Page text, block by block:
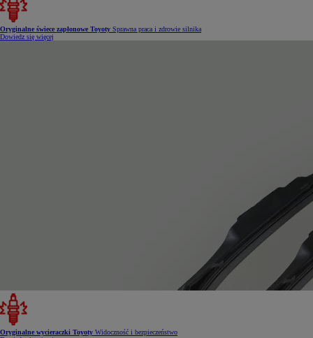
Oryginalne świece zapłonowe Toyoty Sprawna praca i zdrowie silnika
Dowiedz się więcej
Oryginalne wycieraczki Toyoty Widoczność i bezpieczeństwo